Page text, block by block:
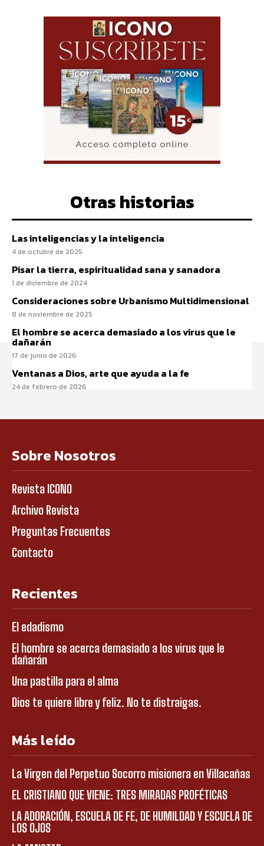
Otras historias
Las inteligencias y la inteligencia
4 de octubre de 2025
Pisar la tierra, espiritualidad sana y sanadora
1 de diciembre de 2024
Consideraciones sobre Urbanismo Multidimensional
8 de noviembre de 2025
El hombre se acerca demasiado a los virus que le
dañarán
17 de junio de 2026
Ventanas a Dios, arte que ayuda a la fe
24 de febrero de 2026
Sobre Nosotros
Revista ICONO
Archivo Revista
Preguntas Frecuentes
Contacto
Recientes
El edadismo
El hombre se acerca demasiado a los virus que le
dañarán
Una pastilla para el alma
Dios te quiere libre y feliz. No te distraigas.
Más leído
La Virgen del Perpetuo Socorro misionera en Villacañas
EL CRISTIANO QUE VIENE: TRES MIRADAS PROFÉTICAS
LA ADORACIÓN, ESCUELA DE FE, DE HUMILDAD Y ESCUELA DE
LOS OJOS